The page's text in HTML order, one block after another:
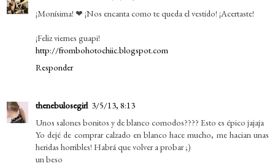
¡Monísima! ❤ ¡Nos encanta como te queda el vestido! ¡Acertaste!
¡Feliz viernes guapi!
http://frombohotochiic.blogspot.com
Responder
thenebulosegirl 3/5/13, 8:13
Unos salones bonitos y de blanco comodos???? Esto es épico jajaja
Yo dejé de comprar calzado en blanco hace mucho, me hacian unas
heridas horribles! Habrá que volver a probar ;)
un beso